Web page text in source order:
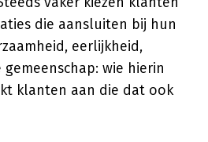
die aansluiten bij hun
eerlijkheid,
wie hierin
klanten aan die dat ook